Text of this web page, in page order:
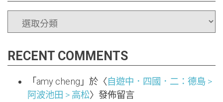
RECENT COMMENTS
「amy cheng 」於〈自遊中．四國．二：德島 >
阿波池田 > 高松〉發佈留言